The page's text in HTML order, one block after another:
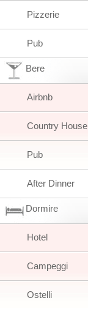
Pizzerie
Pub
Bere
Airbnb
Country House
Pub
After Dinner
Dormire
Hotel
Campeggi
Ostelli